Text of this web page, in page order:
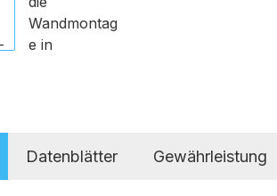
Datenblätter Gewährleistung